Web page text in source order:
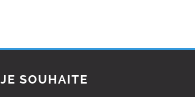
JE SOUHAITE